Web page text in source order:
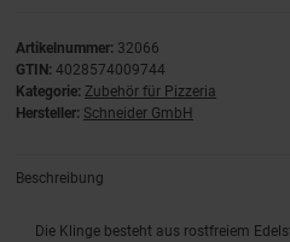
Artikelnummer: 32066
GTIN: 4028574009744
Kategorie: Zubehör für Pizzeria
Hersteller: Schneider GmbH
Beschreibung
Die Klinge besteht aus rostfreiem